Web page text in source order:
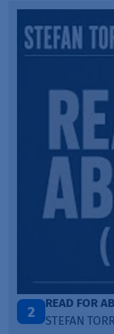
3
PÓŹNIEJ CI
DAWID